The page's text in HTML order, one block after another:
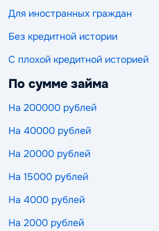
Для иностранных граждан
Без кредитной истории
С плохой кредитной историей
По сумме займа
На 200000 рублей
На 40000 рублей
На 20000 рублей
На 15000 рублей
На 4000 рублей
На 2000 рублей